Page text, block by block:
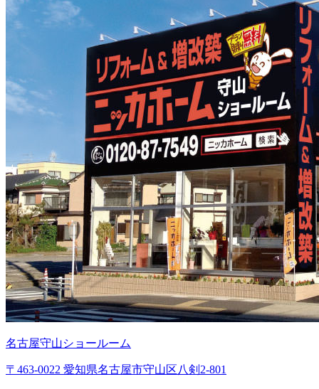
名古屋守山ショールーム
〒463-0022 愛知県名古屋市守山区八剣2-801